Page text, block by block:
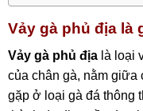
Vảy gà phủ địa là
Vảy gà phủ địa là loại
của chân gà, nằm giữa
gặp ở loại gà đá thông